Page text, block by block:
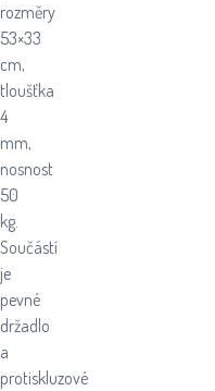
rozměry
53×33
cm,
tloušťka
4
mm,
nosnost
50
kg.
Součástí
je
pevné
držadlo
a
protiskluzové